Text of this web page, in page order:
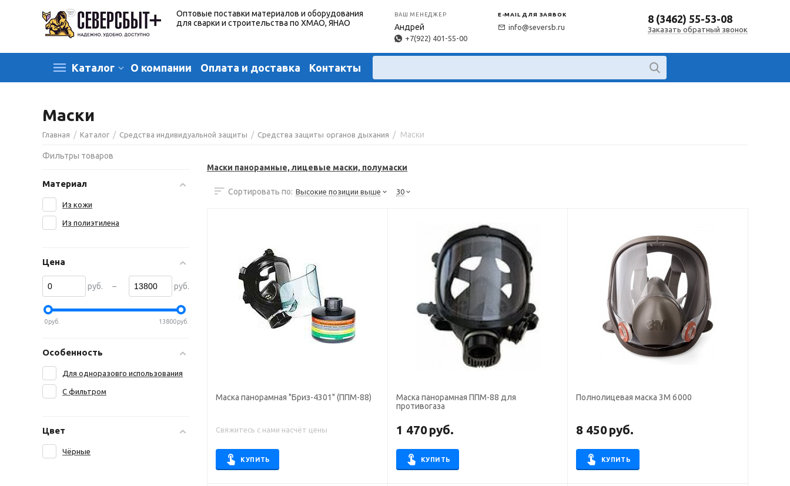
Оптовые поставки материалов и оборудования
для сварки и строительства по ХМАО, ЯНАО
ВАШ МЕНЕДЖЕР
Андрей
+7(922) 401-55-00
E-MAIL ДЛЯ ЗАЯВОК
info@seversb.ru
8 (3462) 55-53-08
Заказать обратный звонок
Каталог О компании Оплата и доставка Контакты
Маски
Главная / Каталог / Средства индивидуальной защиты / Средства защиты органов дыхания / Маски
Маски панорамные, лицевые маски, полумаски
Сортировать по: Высокие позиции выше 30
Маска панорамная "Бриз-4301" (ППМ-88)
Свяжитесь с нами насчёт цены
КУПИТЬ
Маска панорамная ППМ-88 для
противогаза
1 470руб.
КУПИТЬ
Полнолицевая маска 3М 6000
8 450руб.
КУПИТЬ
Фильтры товаров
Материал
Из кожи
Из полиэтилена
Цена
руб. – руб.
0руб. 13800руб.
Особенность
Для одноразовго использования
С фильтром
Цвет
Чёрные